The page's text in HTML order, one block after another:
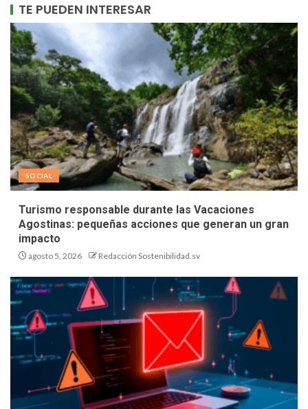
TE PUEDEN INTERESAR
SOCIAL
Turismo responsable durante las Vacaciones
Agostinas: pequeñas acciones que generan un gran
impacto
agosto 5, 2026 Redacción Sostenibilidad.sv